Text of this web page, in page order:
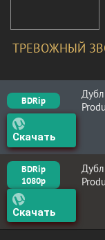
ТРЕВОЖНЫЙ
BDRip
Скачать
BDRip
1080p
Скачать